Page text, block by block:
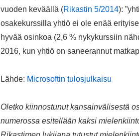
vuoden keväällä (Rikastin 5/2014):
osakekurssilla yhtiö ei ole enää
hyvää osinkoa (2,6 % nykykurssiin
2016, kun yhtiö on saneerannut
Lähde: Microsoftin tulosjulkaisu
Oletko kiinnostunut kansainvälisestä
numerossa esitellään kaksi